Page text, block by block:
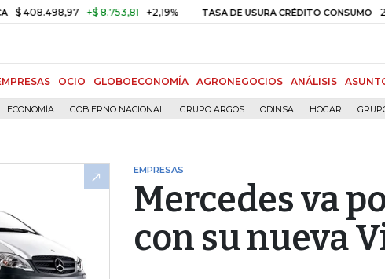
+$ 8.753,81 +2,19% TASA DE USURA CRÉDITO CONSUMO 29,66%
OCIO GLOBOECONOMÍA AGRONEGOCIOS ANÁLISIS
ECONOMÍA GOBIERNO NACIONAL GRUPO ARGOS ODINSA HOGAR
EMPRESAS
Mercedes va
con su nueva